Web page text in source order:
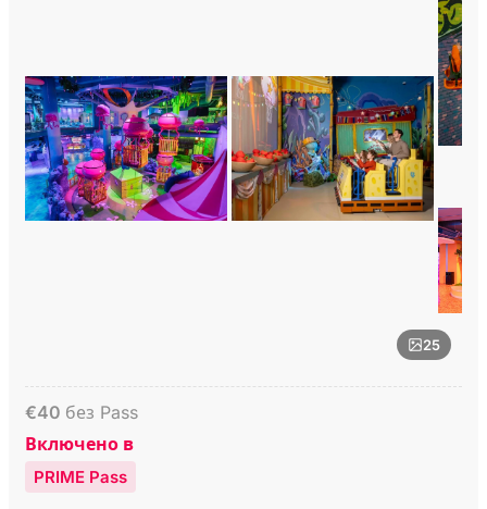
25
€40 без Pass
Включено в
PRIME Pass